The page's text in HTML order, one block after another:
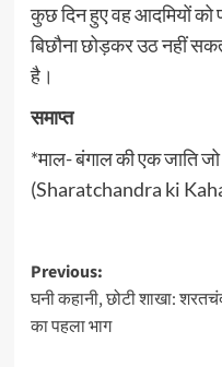
कुछ दिन हुए वह आदमियों को
बिछौना छोड़कर उठ नहीं
है।
समाप्त
*माल- बंगाल की एक जाति
(Sharatchandra ki
Post
navigation
Previous:
घनी कहानी, छोटी शाखा:
का पहला भाग